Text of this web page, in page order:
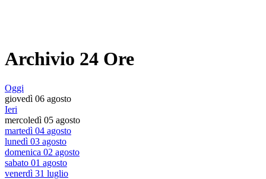
Archivio 24 Ore
Oggi
giovedì 06 agosto
Ieri
mercoledì 05 agosto
martedì 04 agosto
lunedì 03 agosto
domenica 02 agosto
sabato 01 agosto
venerdì 31 luglio